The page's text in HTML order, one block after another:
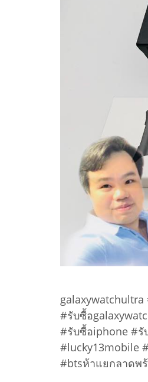
#รับซื้อ
#รับซื้อiphone #รั
#lucky13mobile
#btsห้าแยกลาดพ